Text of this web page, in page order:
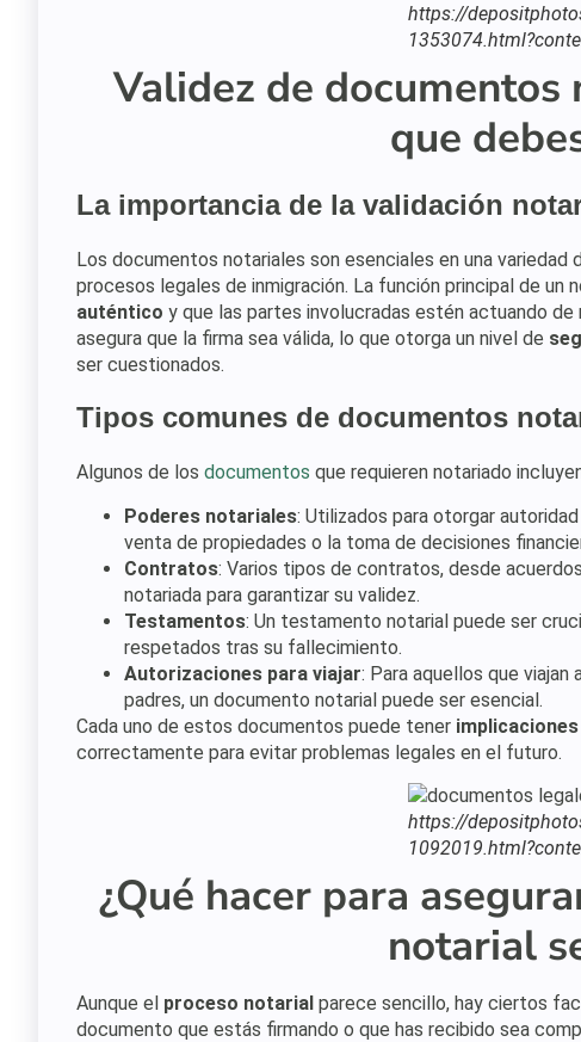
https://
Validez de documentos
que
La importancia de la validación
Los documentos notariales son esenciales en una
procesos legales de inmigración. La función principal de un
auténtico y que las partes involucradas estén actuando de
asegura que la firma sea válida, lo que otorga un nivel de
ser cuestionados.
Tipos comunes de documentos
Algunos de los documentos que requieren notariado
Poderes notariales: Utilizados para otorgar
venta de propiedades o la toma de decisiones
Contratos: Varios tipos de contratos, desde
notariada para garantizar su validez.
Testamentos: Un testamento notarial puede ser
respetados tras su fallecimiento.
Autorizaciones para viajar: Para aquellos que viajan
padres, un documento notarial puede ser esencial.
Cada uno de estos documentos puede tener
correctamente para evitar problemas legales en el futuro.
https://
¿Qué hacer para
notarial
Aunque el proceso notarial parece sencillo, hay ciertos
documento que estás firmando o que has recibido sea